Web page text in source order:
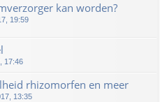
kan worden?
19:59
17:46
rhizomorfen en meer
13:35